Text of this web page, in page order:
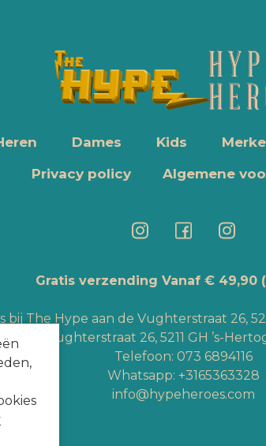
Dames Kids
Privacy policy
Algemene
Gratis verzending Vanaf € 49,90
bij The Hype aan de Vughterstraat 26,
de Vughterstraat 26, 5211 GH ’s-
Telefoon: 073 6894116
Whatsapp: +3165363328
info@hypeheroes.com